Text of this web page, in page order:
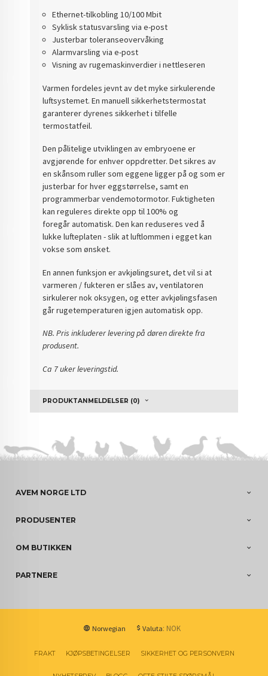
Ethernet-tilkobling 10/100 Mbit
Syklisk statusvarsling via e-post
Justerbar toleranseovervåking
Alarmvarsling via e-post
Visning av rugemaskinverdier i nettleseren
Varmen fordeles jevnt av det myke sirkulerende
luftsystemet. En manuell sikkerhetstermostat
garanterer dyrenes sikkerhet i tilfelle
termostatfeil.
Den pålitelige utviklingen av embryoene er
avgjørende for enhver oppdretter. Det sikres av
en skånsom ruller som eggene ligger på og som er
justerbar for hver eggstørrelse, samt en
programmerbar vendemotormotor. Fuktigheten
kan reguleres direkte opp til 100% og
foregår automatisk.Den kan reduseres ved å
lukke lufteplaten - slik at luftlommen i egget kan
vokse som ønsket.
En annen funksjon er avkjølingsuret, det vil si at
varmeren / fukteren er slåes av, ventilatoren
sirkulerer nok oksygen, og etter avkjølingsfasen
går rugetemperaturen igjen automatisk opp.
NB. Pris inkluderer levering på døren direkte fra
produsent.
Ca 7 uker leveringstid.
PRODUKTANMELDELSER (0)
AVEM NORGE LTD
PRODUSENTER
OM BUTIKKEN
PARTNERE
Norwegian Valuta: NOK
FRAKT KJØPSBETINGELSER SIKKERHET OG PERSONVERN